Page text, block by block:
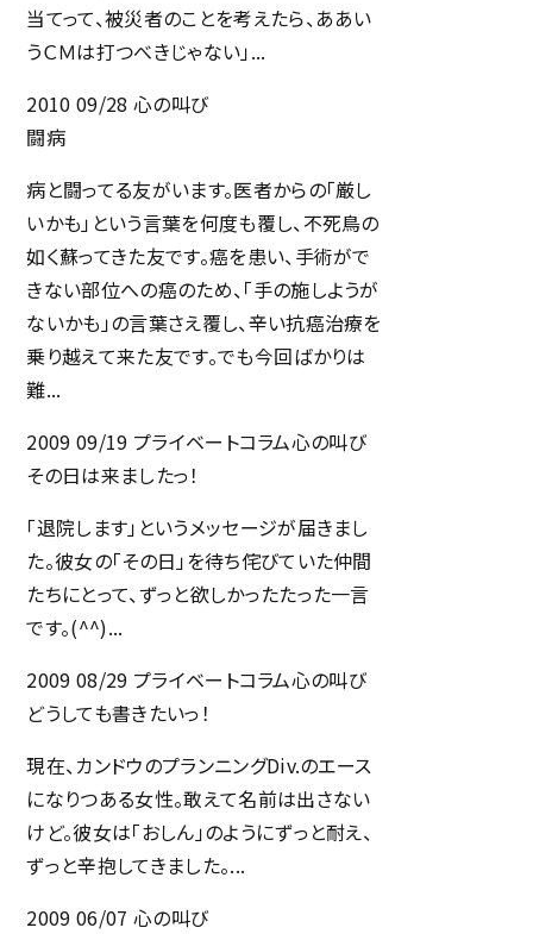
当てって、被災者のことを考えたら、ああい
うＣＭは打つべきじゃない」...
2010 09/28 心の叫び
闘病
病と闘ってる友がいます。医者からの「厳し
いかも」という言葉を何度も覆し、不死鳥の
如く蘇ってきた友です。癌を患い、手術がで
きない部位への癌のため、「手の施しようが
ないかも」の言葉さえ覆し、辛い抗癌治療を
乗り越えて来た友です。でも今回ばかりは
難...
2009 09/19 プライベートコラム心の叫び
その日は来ましたっ！
「退院します」というメッセージが届きまし
た。彼女の「その日」を待ち侘びていた仲間
たちにとって、ずっと欲しかったたった一言
です。(^^)...
2009 08/29 プライベートコラム心の叫び
どうしても書きたいっ！
現在、カンドウのプランニングDiv.のエース
になりつある女性。敢えて名前は出さない
けど。彼女は「おしん」のようにずっと耐え、
ずっと辛抱してきました。...
2009 06/07 心の叫び
メンバー
採用
よくある質問
採用に関するお問い合わせ
プライバシーポリシー
Facebook